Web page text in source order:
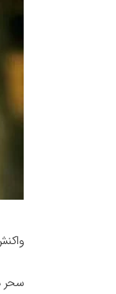
سحر